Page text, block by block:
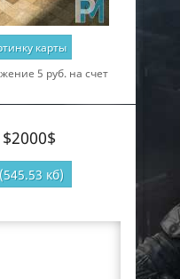
карты
5 руб. на счет
кб)